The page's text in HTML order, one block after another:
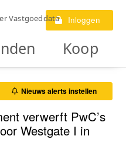
Vastgoeddata Inloggen
Koop
Nieuws alerts instellen
verwerft PwC’s
Westgate I in